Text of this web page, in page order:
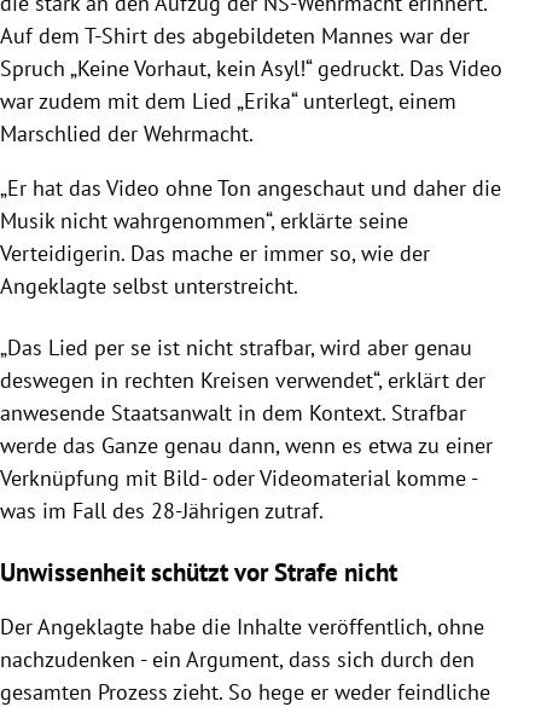
Auf dem T-Shirt des abgebildeten Mannes war der
Spruch „Keine Vorhaut, kein Asyl!“ gedruckt. Das Video
war zudem mit dem Lied „Erika“ unterlegt, einem
Marschlied der Wehrmacht.
„Er hat das Video ohne Ton angeschaut und daher die
Musik nicht wahrgenommen“, erklärte seine
Verteidigerin. Das mache er immer so, wie der
Angeklagte selbst unterstreicht.
„Das Lied per se ist nicht strafbar, wird aber genau
deswegen in rechten Kreisen verwendet“, erklärt der
anwesende Staatsanwalt in dem Kontext. Strafbar
werde das Ganze genau dann, wenn es etwa zu einer
Verknüpfung mit Bild- oder Videomaterial komme -
was im Fall des 28-Jährigen zutraf.
Unwissenheit schützt vor Strafe nicht
Der Angeklagte habe die Inhalte veröffentlich, ohne
nachzudenken - ein Argument, dass sich durch den
gesamten Prozess zieht. So hege er weder feindliche